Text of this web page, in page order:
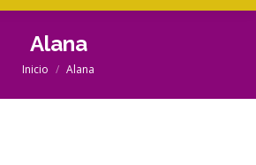
Alana
Estás aquí:
Inicio Alana